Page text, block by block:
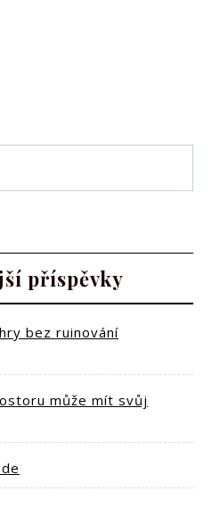
příspěvky
bez ruinování
může mít svůj